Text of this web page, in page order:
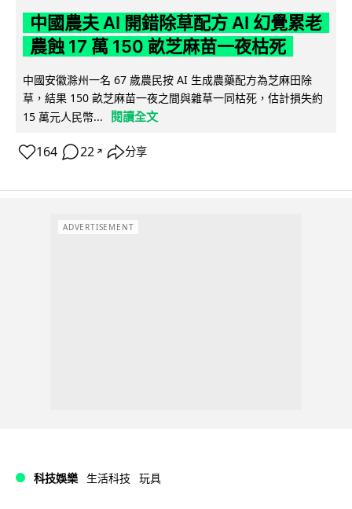
中國農夫 AI 開錯除草配方 AI 幻覺累老
農蝕 17 萬 150 畝芝麻苗一夜枯死
中國安徽滁州一名 67 歲農民按 AI 生成農藥配方為芝麻田除
草，結果 150 畝芝麻苗一夜之間與雜草一同枯死，估計損失約
15 萬元人民幣...
閱讀全文
164 22 ↗ 分享
ADVERTISEMENT
科技娛樂 生活科技 玩具